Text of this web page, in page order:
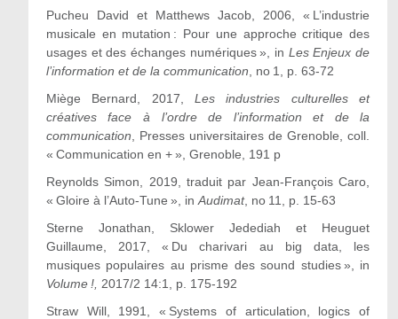
Pucheu David et Matthews Jacob , 2006, « L’industrie
musicale en mutation : Pour une approche critique des
usages et des échanges numériques », in Les Enjeux de
l’information et de la communication , no 1, p. 63-72
Miège Bernard , 2017,Les industries culturelles et
créatives face à l’ordre de l’information et de la
communication , Presses universitaires de Grenoble, coll.
« Communication en + », Grenoble, 191 p
Reynolds Simon , 2019, traduit par Jean-François Caro,
« Gloire à l’Auto-Tune », in Audimat, no 11, p. 15-63
Sterne Jonathan, Sklower Jedediah et Heuguet
Guillaume,
2017, « Du charivari au big data, les
musiques populaires au prisme des sound studies », in
Volume !, 2017/2 14:1, p. 175-192
Straw Will, 1991, « Systems of articulation, logics of